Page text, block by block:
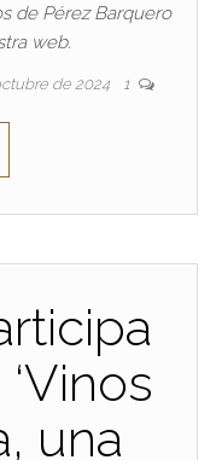
de Pérez Barquero
web.
de 2024 1
una